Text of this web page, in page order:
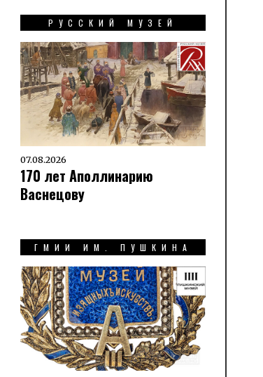
РУССКИЙ МУЗЕЙ
07.08.2026
170 лет Аполлинарию
Васнецову
ГМИИ ИМ. ПУШКИНА